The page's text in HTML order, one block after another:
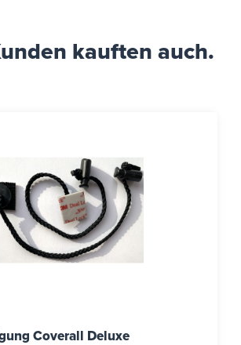
kauften auch.
Coverall Deluxe